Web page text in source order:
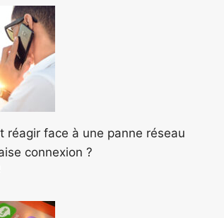
réagir face à une panne réseau
connexion ?